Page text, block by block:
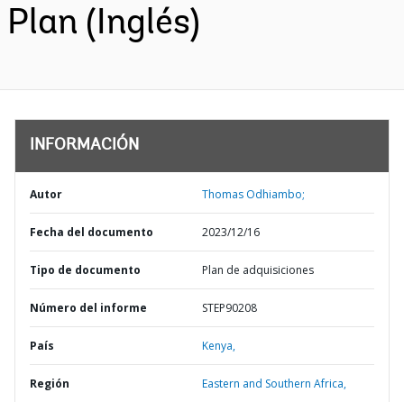
Plan (Inglés)
INFORMACIÓN
Autor Thomas Odhiambo;
Fecha del documento 2023/12/16
Tipo de documento Plan de adquisiciones
Número del informe STEP90208
País Kenya,
Región Eastern and Southern Africa,